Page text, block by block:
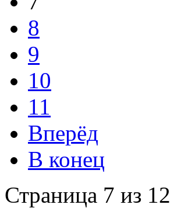
8
9
10
11
Вперёд
В конец
Страница 7 из 12